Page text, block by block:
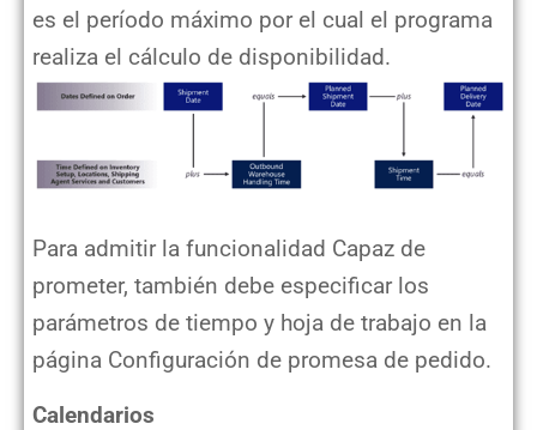
es el período máximo por el cual el programa
realiza el cálculo de disponibilidad.
Para admitir la funcionalidad Capaz de
prometer, también debe especificar los
parámetros de tiempo y hoja de trabajo en la
página Configuración de promesa de pedido.
Calendarios